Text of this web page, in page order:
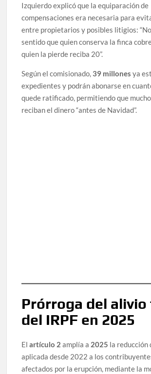
Izquierdo explicó que la equiparación de
compensaciones era necesaria para
entre propietarios y posibles litigios:
sentido que quien conserva la finca
quien la pierde reciba 20”.
Según el comisionado, 39 millones ya
expedientes y podrán abonarse en
quede ratificado, permitiendo que
reciban el dinero “antes de Navidad”.
Prórroga del alivio
del IRPF en 2025
Elartículo 2 amplía a 2025 la reducción
aplicada desde 2022 a los
afectados por la erupción, mediante la